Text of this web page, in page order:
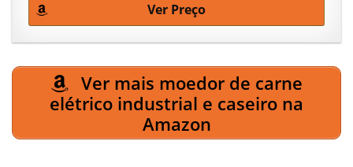
Ver Preço
Ver mais moedor de carne
elétrico industrial e caseiro na
Amazon